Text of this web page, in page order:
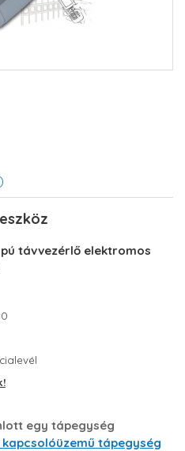
távvezérlő elektromos
egy tápegység
kapcsolóüzemű tápegység